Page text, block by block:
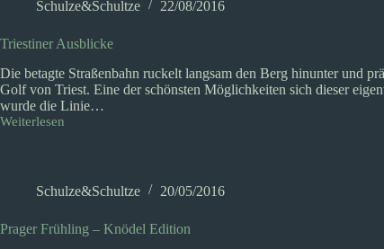
Schulze&Schultze 22/08/2016
Triestiner Ausblicke
Die betagte Straßenbahn ruckelt langsam den Berg hinunter und
Golf von Triest. Eine der schönsten Möglichkeiten sich dieser
wurde die Linie…
Weiterlesen
Triestiner
Schulze&Schultze 20/05/2016
Prager Frühling – Knödel Edition